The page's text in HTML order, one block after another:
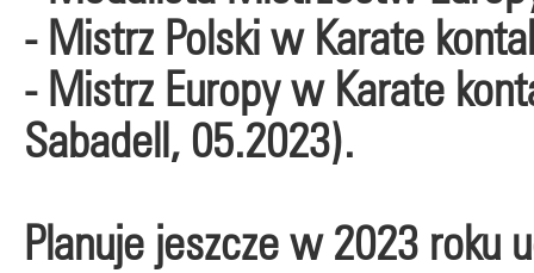
- Mistrz Polski w Karate
- Mistrz Europy w Karate
Sabadell, 05.2023).
Planuje jeszcze w 2023 roku